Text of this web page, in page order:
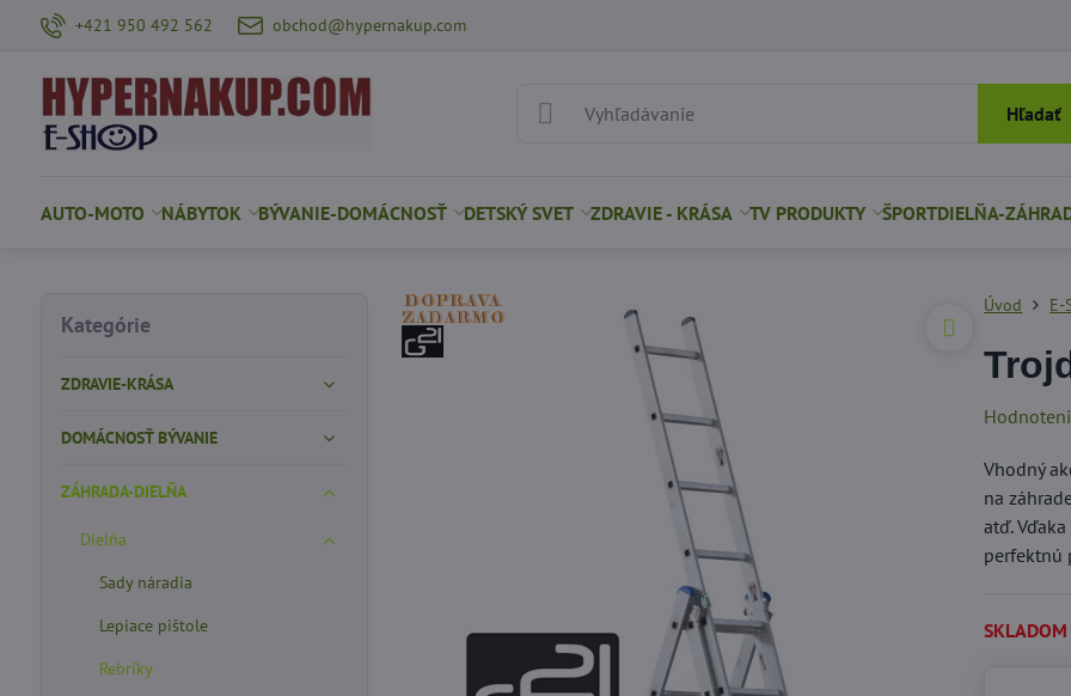
+421 950 492 562 obchod@hypernakup.com
Hľadať
AUTO-MOTO NÁBYTOK BÝVANIE-DOMÁCNOSŤ DETSKÝ SVET ZDRAVIE - KRÁSA TV PRODUKTY ŠPORTDIELŇA-
Úvod E-
Vhodný
na
atď.
perfektnú
SKLADOM
Kategórie
ZDRAVIE-KRÁSA
DOMÁCNOSŤ BÝVANIE
ZÁHRADA-DIELŇA
Dielňa
Sady náradia
Lepiace pištole
Rebríky